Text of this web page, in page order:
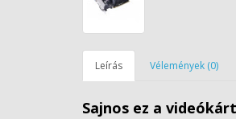
Leírás Vélemények (0)
Sajnos ez a